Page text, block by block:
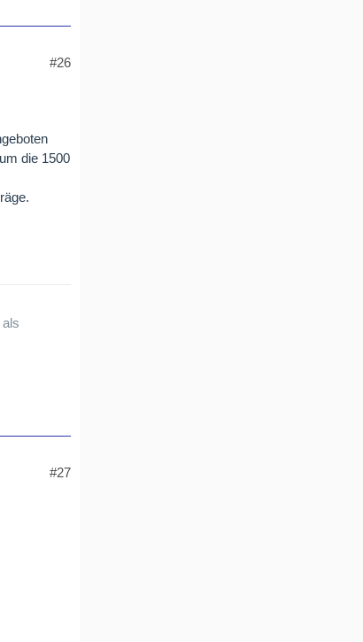
#26
die 1500
#27